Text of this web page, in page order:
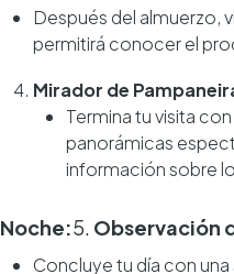
Después del almuerzo,
permitirá conocer el
Mirador de
Termina tu visita
panorámicas
información sobre
Noche:5. Observación
Concluye tu día con una